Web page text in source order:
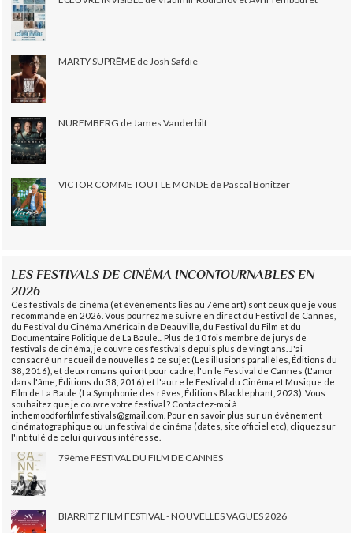
MARTY SUPRÊME de Josh Safdie
NUREMBERG de James Vanderbilt
VICTOR COMME TOUT LE MONDE de Pascal Bonitzer
LES FESTIVALS DE CINÉMA INCONTOURNABLES EN
2026
Ces festivals de cinéma (et évènements liés au 7ème art) sont ceux que je vous
recommande en 2026. Vous pourrez me suivre en direct du Festival de Cannes,
du Festival du Cinéma Américain de Deauville, du Festival du Film et du
Documentaire Politique de La Baule... Plus de 10 fois membre de jurys de
festivals de cinéma, je couvre ces festivals depuis plus de vingt ans. J'ai
consacré un recueil de nouvelles à ce sujet (Les illusions parallèles, Éditions du
38, 2016), et deux romans qui ont pour cadre, l'un le Festival de Cannes (L'amor
dans l'âme, Éditions du 38, 2016) et l'autre le Festival du Cinéma et Musique de
Film de La Baule (La Symphonie des rêves, Éditions Blacklephant, 2023). Vous
souhaitez que je couvre votre festival ? Contactez-moi à
inthemoodforfilmfestivals@gmail.com. Pour en savoir plus sur un évènement
cinématographique ou un festival de cinéma (dates, site officiel etc), cliquez sur
l'intitulé de celui qui vous intéresse.
79ème FESTIVAL DU FILM DE CANNES
BIARRITZ FILM FESTIVAL - NOUVELLES VAGUES 2026